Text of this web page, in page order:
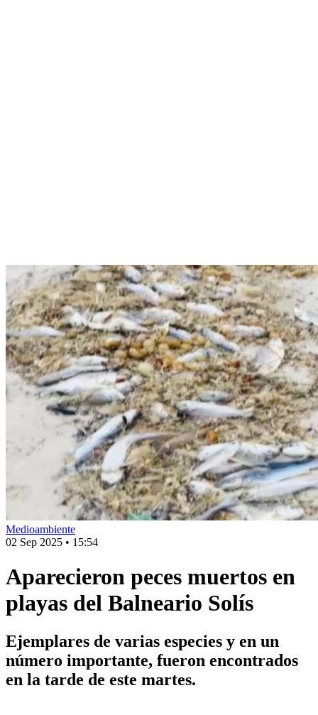
Medioambiente
02 Sep 2025 • 15:54
Aparecieron peces muertos en
playas del Balneario Solís
Ejemplares de varias especies y en un
número importante, fueron encontrados
en la tarde de este martes.